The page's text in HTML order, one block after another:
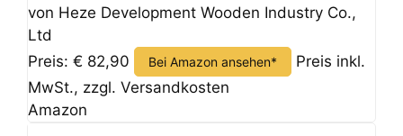
von Heze Development Wooden Industry Co.,
Ltd
Preis: € 82,90
Bei Amazon ansehen*
Preis inkl.
MwSt., zzgl. Versandkosten
Amazon